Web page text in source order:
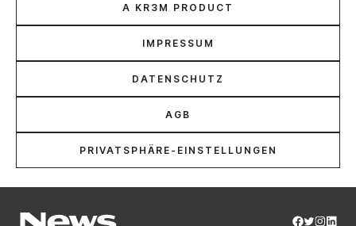
A KR3M PRODUCT
IMPRESSUM
DATENSCHUTZ
AGB
PRIVATSPHÄRE-EINSTELLUNGEN